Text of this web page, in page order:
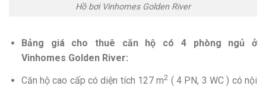
Hồ bơi Vinhomes Golden River
Bảng giá cho thuê căn hộ có 4 phòng ngủ ở
Vinhomes Golden River:
Căn hộ cao cấp có diện tích 127 m2 ( 4 PN, 3 WC ) có nội